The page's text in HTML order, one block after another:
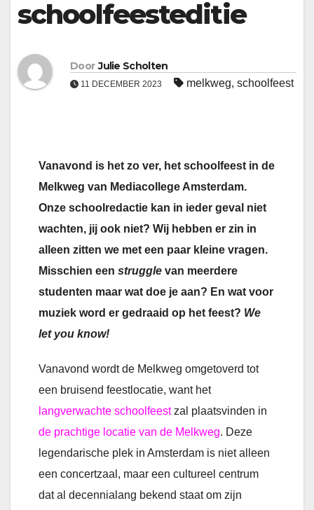
schoolfeesteditie
Door Julie Scholten
11 DECEMBER 2023 melkweg, schoolfeest
Vanavond is het zo ver, het schoolfeest in de
Melkweg van Mediacollege Amsterdam.
Onze schoolredactie kan in ieder geval niet
wachten, jij ook niet? Wij hebben er zin in
alleen zitten we met een paar kleine vragen.
Misschien een struggle van meerdere
studenten maar wat doe je aan? En wat voor
muziek word er gedraaid op het feest? We
let you know!
Vanavond wordt de Melkweg omgetoverd tot
een bruisend feestlocatie, want het
langverwachte schoolfeestzal plaatsvinden in
de prachtige locatie van de Melkweg. Deze
legendarische plek in Amsterdam is niet alleen
een concertzaal, maar een cultureel centrum
dat al decennialang bekend staat om zijn